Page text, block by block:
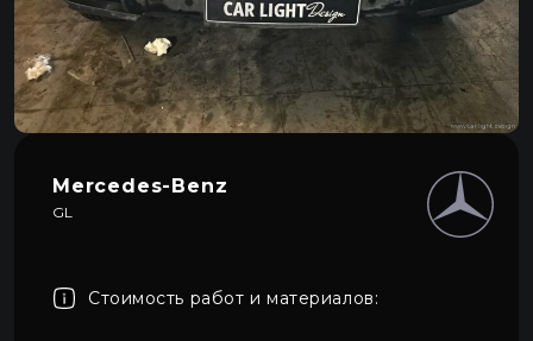
Про автосвет
0
Все категории
Контакты
Mercedes-Benz
GL
Стоимость работ и материалов: